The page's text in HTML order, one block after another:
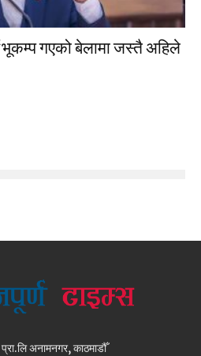
गएको बेलामा जस्तै अहिले
अनामनगर, काठमाडौँ